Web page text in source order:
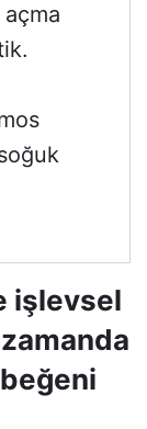
işlevsel